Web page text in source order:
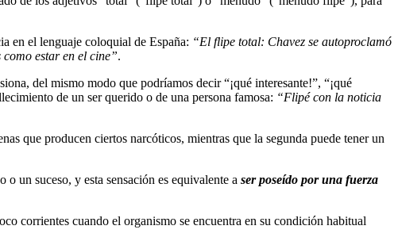
en el lenguaje coloquial de España: “El flipe total: Chavez se autoproclamó
estar en el cine”.
del mismo modo que podríamos decir “¡qué interesante!”, “¡qué
de un ser querido o de una persona famosa: “Flipé con la noticia
que producen ciertos narcóticos, mientras que la segunda puede tener un
un suceso, y esta sensación es equivalente a ser poseído por una fuerza
corrientes cuando el organismo se encuentra en su condición habitual